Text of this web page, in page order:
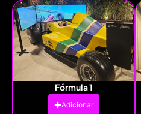
Fórmula 1
Adicionar